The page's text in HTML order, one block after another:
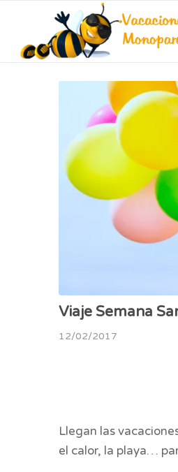
Viaje Semana
12/02/2017
Llegan las
el calor, la playa…